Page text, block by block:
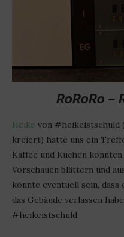
RoRoRo –
Heike von #heikeistschuld
kreiert) hatte uns ein
Kaffee und Kuchen
Vorschauen blättern und
könnte eventuell sein,
das Gebäude verlassen
#heikeistschuld.